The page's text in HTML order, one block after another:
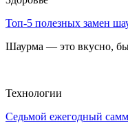
Топ-5 полезных замен
Шаурма — это вкусно,
Технологии
Седьмой ежегодный